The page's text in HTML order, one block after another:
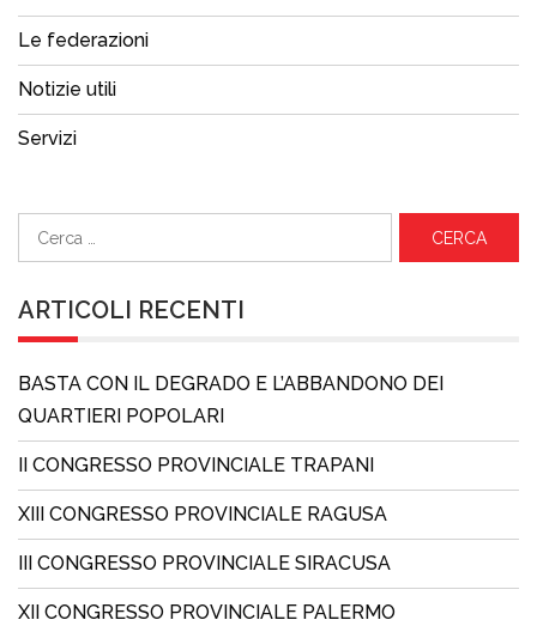
Le federazioni
Notizie utili
Servizi
ARTICOLI RECENTI
BASTA CON IL DEGRADO E L’ABBANDONO DEI
QUARTIERI POPOLARI
II CONGRESSO PROVINCIALE TRAPANI
XIII CONGRESSO PROVINCIALE RAGUSA
III CONGRESSO PROVINCIALE SIRACUSA
XII CONGRESSO PROVINCIALE PALERMO